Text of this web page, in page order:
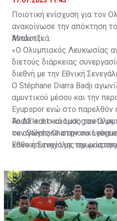
Ποιοτική ενίσχυση για τον
ανακοίνωσε την απόκτηση
Μπάντζι.
Αναλυτικά:
«Ο Ολυμπιακός Λευκωσίας
διετούς διάρκειας
διεθνή με την Εθνική
Ο Stéphane Diarra Badji
αμυντικού μέσου και την
Eyupspor ενώ στο παρελθόν
Anderlecht και Ludogorets
σε αγώνες Champions
Εθνική Σενεγάλης
Cheikhou Kouyate, Papiss
εξαιρετικά αθλητικά
άριστη τοποθέτηση σε όλο
Το ΔΣ και ο κόσμος του
τον Stéphane στην
κάθε επιτυχία με την